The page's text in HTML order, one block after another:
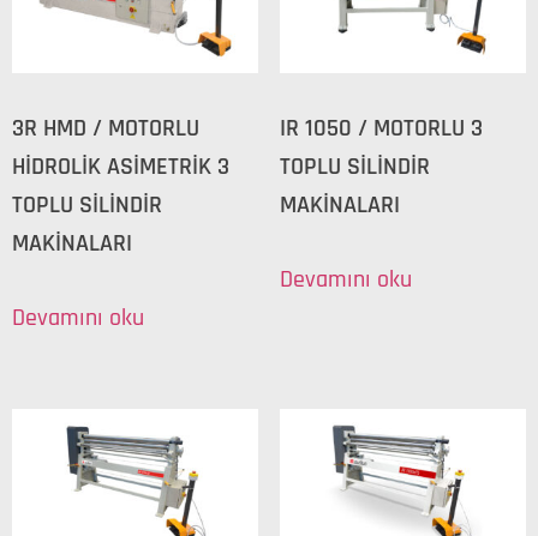
3R HMD / MOTORLU
HİDROLİK ASİMETRİK 3
TOPLU SİLİNDİR
MAKİNALARI
Devamını oku
IR 1050 / MOTORLU 3
TOPLU SİLİNDİR
MAKİNALARI
Devamını oku